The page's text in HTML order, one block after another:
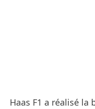
Haas F1 a réalisé